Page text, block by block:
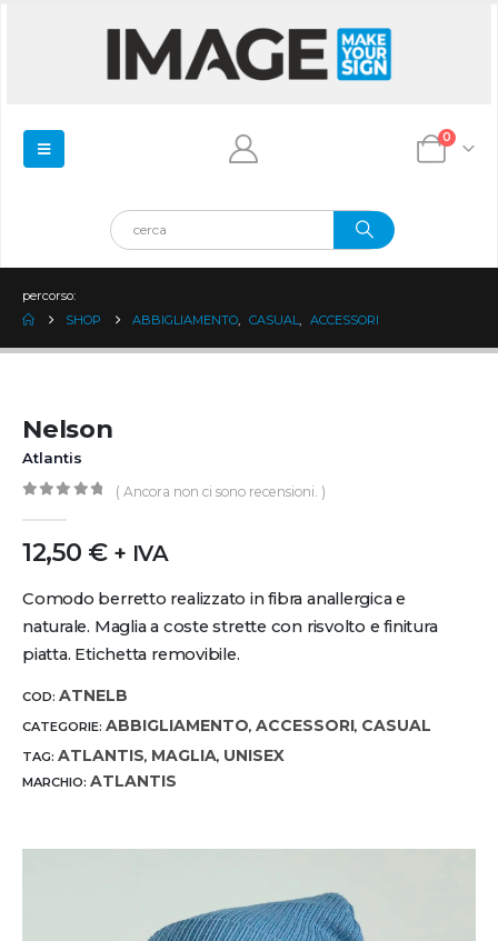
0
percorso:
SHOP
ABBIGLIAMENTO CASUAL ACCESSORI
Nelson
Atlantis
( Ancora non ci sono recensioni. )
12,50 € + IVA
Comodo berretto realizzato in fibra anallergica e
naturale. Maglia a coste strette con risvolto e finitura
piatta. Etichetta removibile.
COD: ATNELB
CATEGORIE: ABBIGLIAMENTO, ACCESSORI, CASUAL
TAG: ATLANTIS, MAGLIA, UNISEX
MARCHIO: ATLANTIS